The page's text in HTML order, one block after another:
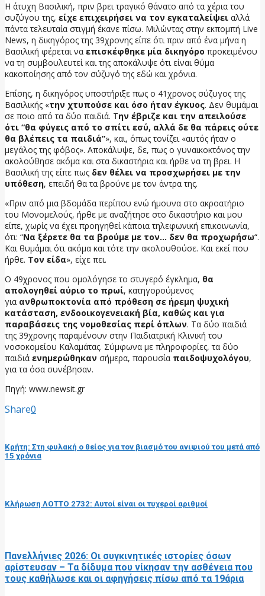
Η άτυχη Βασιλική, πριν βρει τραγικό θάνατο από τα χέρια του
συζύγου της, είχε επιχειρήσει να τον εγκαταλείψει αλλά
πάντα τελευταία στιγμή έκανε πίσω. Μιλώντας στην εκπομπή Live
News, η δικηγόρος της 39χρονης είπε ότι πριν από ένα μήνα η
Βασιλική φέρεται να επισκέφθηκε μία δικηγόρο προκειμένου
να τη συμβουλευτεί και της αποκάλυψε ότι είναι θύμα
κακοποίησης από τον σύζυγό της εδώ και χρόνια.
Επίσης, η δικηγόρος υποστήριξε πως ο 41χρονος σύζυγος της
Βασιλικής «την χτυπούσε και όσο ήταν έγκυος. Δεν θυμάμαι
σε ποιο από τα δύο παιδιά. Την έβριζε και την απειλούσε
ότι “θα φύγεις από το σπίτι εσύ, αλλά δε θα πάρεις ούτε
θα βλέπεις τα παιδιά”», και, όπως τονίζει «αυτός ήταν ο
μεγάλος της φόβος». Αποκάλυψε, δε, πως ο γυναικοκτόνος την
ακολούθησε ακόμα και στα δικαστήρια και ήρθε να τη βρει. Η
Βασιλική της είπε πως δεν θέλει να προσχωρήσει με την
υπόθεση, επειδή θα τα βρούνε με τον άντρα της.
«Πριν από μια βδομάδα περίπου ενώ ήμουνα στο ακροατήριο
του Μονομελούς, ήρθε με αναζήτησε στο δικαστήριο και μου
είπε, χωρίς να έχει προηγηθεί κάποια τηλεφωνική επικοινωνία,
ότι: “Να ξέρετε θα τα βρούμε με τον… δεν θα προχωρήσω“.
Και θυμάμαι ότι ακόμα και τότε την ακολουθούσε. Και εκεί που
ήρθε. Τον είδα», είχε πει.
Ο 49χρονος που ομολόγησε το στυγερό έγκλημα, θα
απολογηθεί αύριο το πρωί, κατηγορούμενος
για ανθρωποκτονία από πρόθεση σε ήρεμη ψυχική
κατάσταση, ενδοοικογενειακή βία, καθώς και για
παραβάσεις της νομοθεσίας περί όπλων. Τα δύο παιδιά
της 39χρονης παραμένουν στην Παιδιατρική Κλινική του
νοσοκομείου Καλαμάτας. Σύμφωνα με πληροφορίες, τα δύο
παιδιά ενημερώθηκαν σήμερα, παρουσία παιδοψυχολόγου,
για τα όσα συνέβησαν.
Πηγή: www.newsit.gr
Share0
Κρήτη: Στη φυλακή ο θείος για τον βιασμό του ανιψιού του μετά από
15 χρόνια
Κλήρωση ΛΟΤΤΟ 2732: Αυτοί είναι οι τυχεροί αριθμοί
Πανελλήνιες 2026: Οι συγκινητικές ιστορίες όσων
αρίστευσαν – Τα δίδυμα που νίκησαν την ασθένεια που
τους καθήλωσε και οι αφηγήσεις πίσω από τα 19άρια